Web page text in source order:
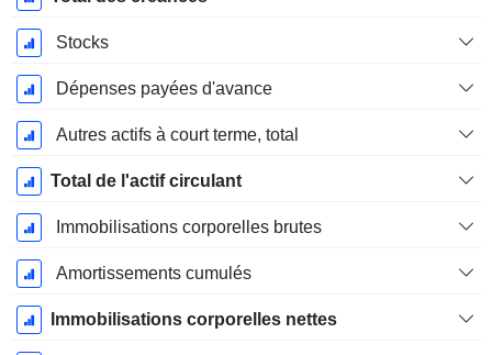
Stocks
Dépenses payées d'avance
Autres actifs à court terme, total
Total de l'actif circulant
Immobilisations corporelles brutes
Amortissements cumulés
Immobilisations corporelles nettes